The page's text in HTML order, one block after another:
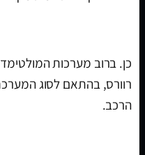
כן. ברוב מערכות
רוורס, בהתאם לסוג
הרכב.